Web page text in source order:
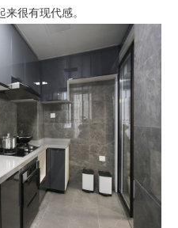
很有现代感。